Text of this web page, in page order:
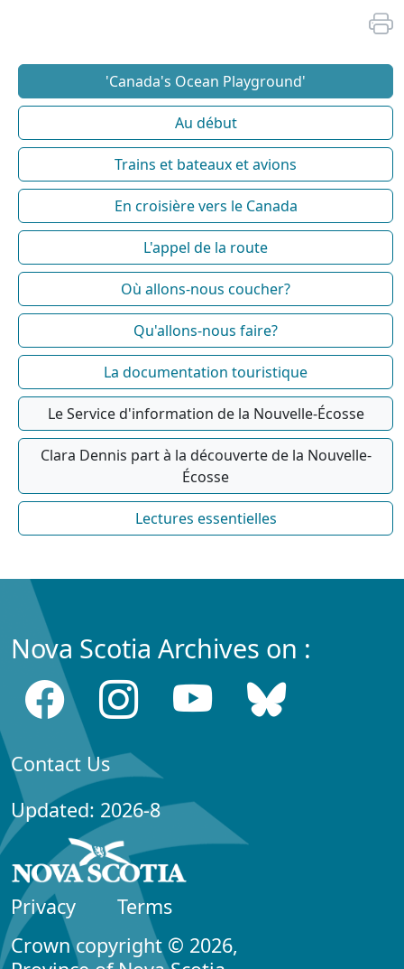
'Canada's Ocean Playground'
Au début
Trains et bateaux et avions
En croisière vers le Canada
L'appel de la route
Où allons-nous coucher?
Qu'allons-nous faire?
La documentation touristique
Le Service d'information de la Nouvelle-Écosse
Clara Dennis part à la découverte de la Nouvelle-
Écosse
Lectures essentielles
Nova Scotia Archives on :
Contact Us
Updated: 2026-8
Privacy
Terms
Crown copyright © 2026,